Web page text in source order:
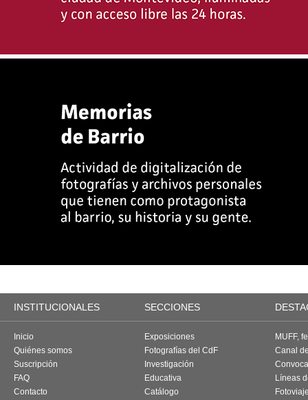
INSTITUCIONALES SECCIONES
Inicio
Quiénes somos
Suscripción
FAQ
Contacto
Exposiciones
Fotografías del CdF
Investigación
Educativa
Catálogo
MUFF,
Canal
Líneas